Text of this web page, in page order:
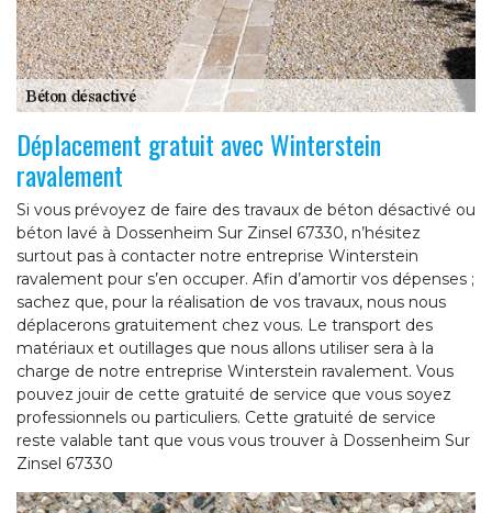
Déplacement gratuit avec Winterstein
ravalement
Si vous prévoyez de faire des travaux de béton désactivé ou
béton lavé à Dossenheim Sur Zinsel 67330, n’hésitez
surtout pas à contacter notre entreprise Winterstein
ravalement pour s’en occuper. Afin d’amortir vos dépenses ;
sachez que, pour la réalisation de vos travaux, nous nous
déplacerons gratuitement chez vous. Le transport des
matériaux et outillages que nous allons utiliser sera à la
charge de notre entreprise Winterstein ravalement. Vous
pouvez jouir de cette gratuité de service que vous soyez
professionnels ou particuliers. Cette gratuité de service
reste valable tant que vous vous trouver à Dossenheim Sur
Zinsel 67330